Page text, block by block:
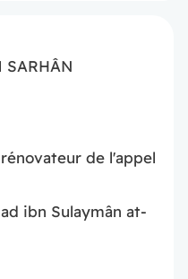
SARHÂN
de l'appel
ibn Sulaymân at-